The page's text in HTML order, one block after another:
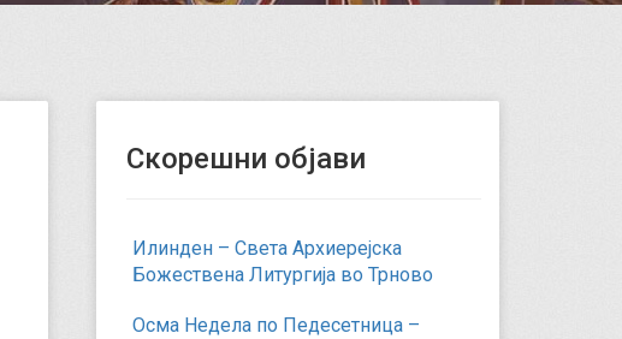
Скорешни објави
Илинден – Света Архиерејска
Божествена Литургија во Трново
Осма Недела по Педесетница –